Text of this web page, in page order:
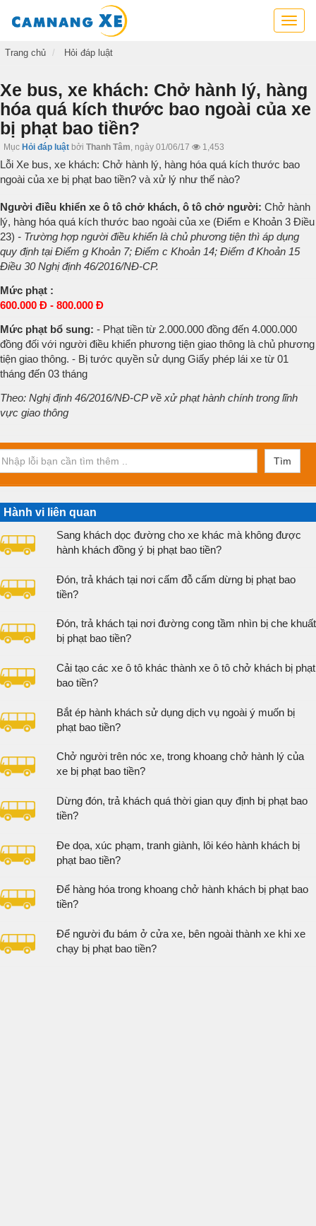
Cẩm
thông
tin
lái
Trang chủ Hỏi đáp luật
Xe bus, xe khách: Chở hành lý, hàng
hóa quá kích thước bao ngoài của xe
bị phạt bao tiền?
Mục Hỏi đáp luật bởi Thanh Tâm, ngày 01/06/17 1,453
Lỗi Xe bus, xe khách: Chở hành lý, hàng hóa quá kích thước bao
ngoài của xe bị phạt bao tiền? và xử lý như thế nào?
Người điều khiển xe ô tô chở khách, ô tô chở người: Chở hành
lý, hàng hóa quá kích thước bao ngoài của xe (Điểm e Khoản 3 Điều
23) - Trường hợp người điều khiển là chủ phương tiện thì áp dụng
quy định tại Điểm g Khoản 7; Điểm c Khoản 14; Điểm đ Khoản 15
Điều 30 Nghị định 46/2016/NĐ-CP.
Mức phạt :
600.000 Đ - 800.000 Đ
Mức phạt bổ sung: - Phạt tiền từ 2.000.000 đồng đến 4.000.000
đồng đối với người điều khiển phương tiện giao thông là chủ phương
tiện giao thông. - Bị tước quyền sử dụng Giấy phép lái xe từ 01
tháng đến 03 tháng
Theo: Nghị định 46/2016/NĐ-CP về xử phạt hành chính trong lĩnh
vực giao thông
Tìm
Hành vi liên quan
Sang khách dọc đường cho xe khác mà không được
hành khách đồng ý bị phạt bao tiền?
Đón, trả khách tại nơi cấm đỗ cấm dừng bị phạt bao
tiền?
Đón, trả khách tại nơi đường cong tầm nhìn bị che khuất
bị phạt bao tiền?
Cải tạo các xe ô tô khác thành xe ô tô chở khách bị phạt
bao tiền?
Bắt ép hành khách sử dụng dịch vụ ngoài ý muốn bị
phạt bao tiền?
Chở người trên nóc xe, trong khoang chở hành lý của
xe bị phạt bao tiền?
Dừng đón, trả khách quá thời gian quy định bị phạt bao
tiền?
Đe dọa, xúc phạm, tranh giành, lôi kéo hành khách bị
phạt bao tiền?
Để hàng hóa trong khoang chở hành khách bị phạt bao
tiền?
Để người đu bám ở cửa xe, bên ngoài thành xe khi xe
chạy bị phạt bao tiền?